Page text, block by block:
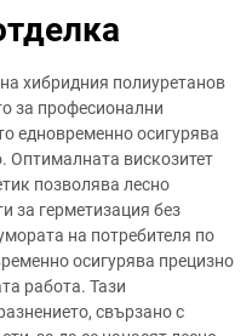
хибридния полиуретанов
за професионални
едновременно осигурява
Оптималната вискозитет
позволява лесно
за герметизация без
на потребителя по
осигурява прецизно
работа. Тази
свързано с